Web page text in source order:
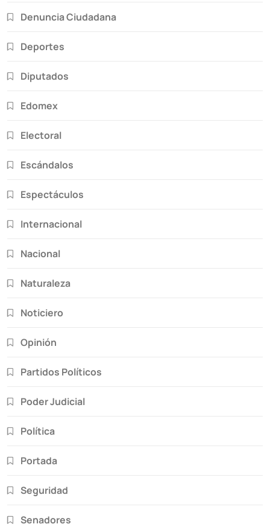
Denuncia Ciudadana
Deportes
Diputados
Edomex
Electoral
Escándalos
Espectáculos
Internacional
Nacional
Naturaleza
Noticiero
Opinión
Partidos Políticos
Poder Judicial
Política
Portada
Seguridad
Senadores